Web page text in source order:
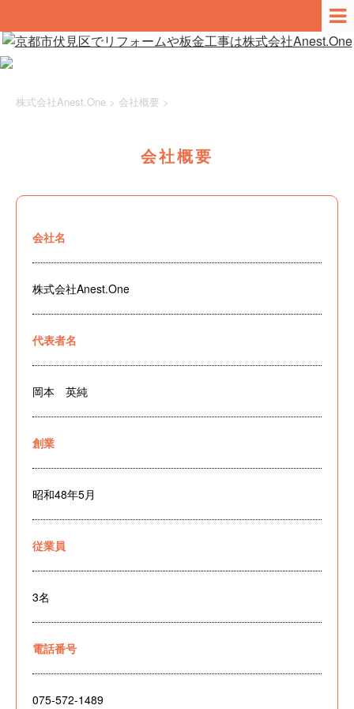
株式会社Anest.One > 会社概要 >
会社概要
会社名
株式会社Anest.One
代表者名
岡本 英純
創業
昭和48年5月
従業員
3名
電話番号
075-572-1489